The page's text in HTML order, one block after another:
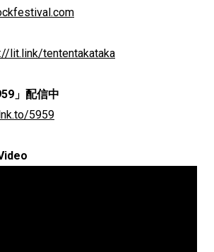
lit.link/tententakataka
」配信中
5959